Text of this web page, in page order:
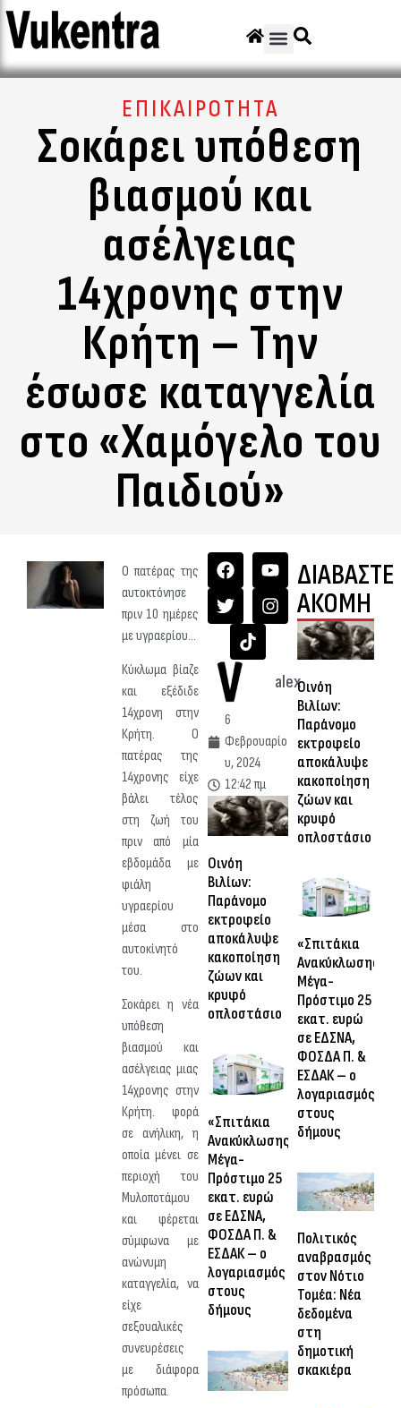
ΕΠΙΚΑΙΡΟΤΗΤΑ
Σοκάρει υπόθεση
βιασμού και
ασέλγειας
14χρονης στην
Κρήτη – Την
έσωσε καταγγελία
στο «Χαμόγελο του
Παιδιού»
Ο πατέρας της
αυτοκτόνησε
πριν 10 ημέρες
με υγραερίου…
Κύκλωμα βίαζε
και εξέδιδε
14χρονη στην
Κρήτη. Ο
πατέρας της
14χρονης είχε
βάλει τέλος
στη ζωή του
πριν από μία
εβδομάδα με
φιάλη
υγραερίου
μέσα στο
αυτοκίνητό
του.
Σοκάρει η νέα
υπόθεση
βιασμού και
ασέλγειας μιας
14χρονης στην
Κρήτη. φορά
σε ανήλικη, η
οποία μένει σε
περιοχή του
Μυλοποτάμου
και φέρεται
σύμφωνα με
ανώνυμη
καταγγελία, να
είχε
σεξουαλικές
συνευρέσεις
με διάφορα
πρόσωπα.
alex
6
Φεβρουαρίο
υ, 2024
12:42 πμ
Οινόη
Βιλίων:
Παράνομο
εκτροφείο
αποκάλυψε
κακοποίηση
ζώων και
κρυφό
οπλοστάσιο
«Σπιτάκια
Ανακύκλωσης»:
Μέγα-
Πρόστιμο 25
εκατ. ευρώ
σε ΕΔΣΝΑ,
ΦΟΣΔΑ Π. &
ΕΣΔΑΚ – ο
λογαριασμός
στους
δήμους
ΔΙΑΒΑΣΤΕ
ΑΚΟΜΗ
Οινόη
Βιλίων:
Παράνομο
εκτροφείο
αποκάλυψε
κακοποίηση
ζώων και
κρυφό
οπλοστάσιο
«Σπιτάκια
Ανακύκλωσης»:
Μέγα-
Πρόστιμο 25
εκατ. ευρώ
σε ΕΔΣΝΑ,
ΦΟΣΔΑ Π. &
ΕΣΔΑΚ – ο
λογαριασμός
στους
δήμους
Πολιτικός
αναβρασμός
στον Νότιο
Τομέα: Νέα
δεδομένα
στη
δημοτική
σκακιέρα